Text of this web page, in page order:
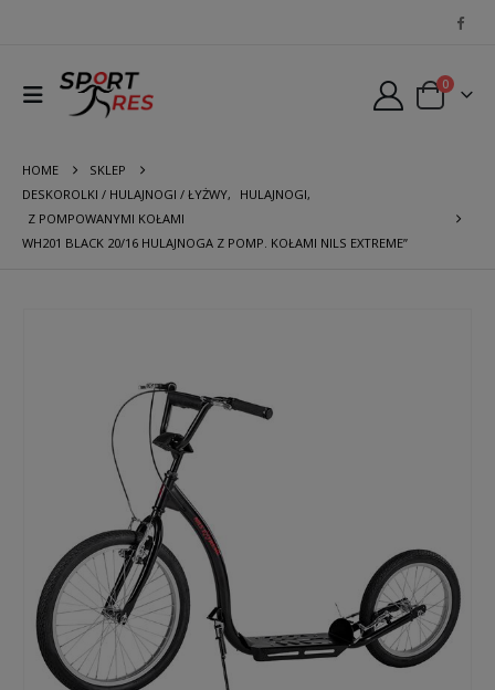
0
HOME
SKLEP
DESKOROLKI / HULAJNOGI / ŁYŻWY, HULAJNOGI,
Z POMPOWANYMI KOŁAMI
WH201 BLACK 20/16 HULAJNOGA Z POMP. KOŁAMI NILS EXTREME”